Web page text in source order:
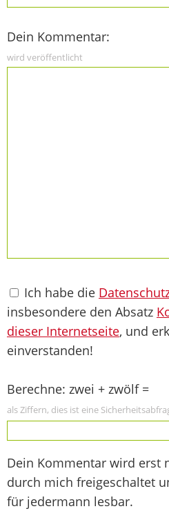
Dein Kommentar:
wird veröffentlicht
Ich habe die
insbesondere den Absatz
dieser Internetseite, und
einverstanden!
Berechne: zwei + zwölf =
als Ziffern, dies ist eine
Dein Kommentar wird erst
durch mich freigeschaltet
für jedermann lesbar.